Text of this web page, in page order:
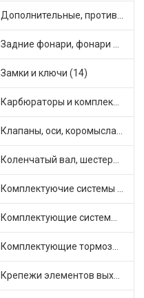
Дополнительные, противотуманные фары (3)
Задние фонари, фонари видимости (2)
Замки и ключи (14)
Карбюраторы и комплектующие (7)
Клапаны, оси, коромысла (5)
Коленчатый вал, шестерни коленчатого вала (2)
Комплектуючие системы стеклоочистителя (5)
Комплектующие системы отопления (14)
Комплектующие тормозной системы (6)
Крепежи элементов выхлопной системы (4)